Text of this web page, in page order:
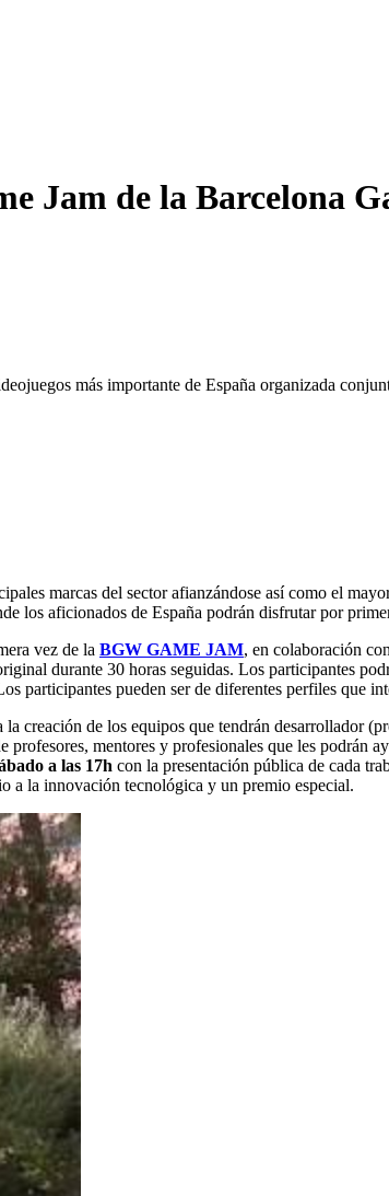
Jam de la Barcelona
más importante de España organizada
marcas del sector afianzándose así como el
los aficionados de España podrán disfrutar por
vez de la BGW GAME JAM, en colaboración con
durante 30 horas seguidas. Los participantes
participantes pueden ser de diferentes perfiles que
creación de los equipos que tendrán desarrollador
mentores y profesionales que les podrán
a las 17h con la presentación pública de cada
a la innovación tecnológica y un premio especial.